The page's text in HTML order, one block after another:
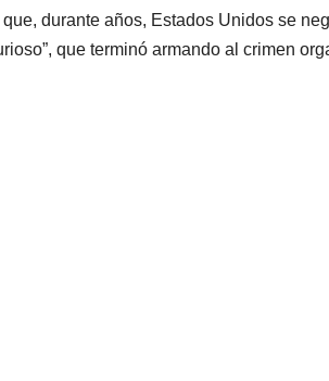
durante años, Estados Unidos se
que terminó armando al crimen